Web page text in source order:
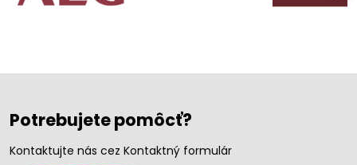
Potrebujete pomôcť?
Kontaktujte nás cez Kontaktný formulár